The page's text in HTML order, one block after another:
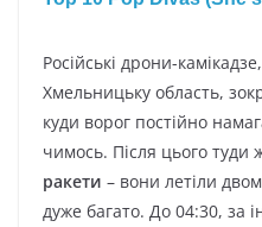
Російські дрони-
Хмельницьку область,
куди ворог постійно
чимось. Після цього туди
ракети – вони летіли
дуже багато. До 04:30, за